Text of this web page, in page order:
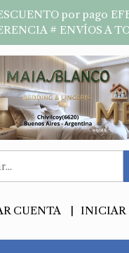
por pago
# ENVÍOS A
CUENTA INICIAR